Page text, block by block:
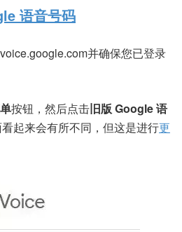
语音号码
voice.google.com并确保您已登录
按钮，然后点击旧版 Google 语
起来会有所不同，但这是进行更